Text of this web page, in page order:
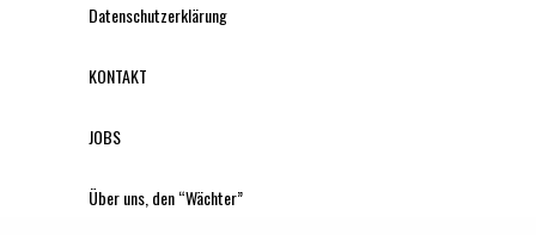
Datenschutzerklärung
KONTAKT
JOBS
Über uns, den “Wächter”